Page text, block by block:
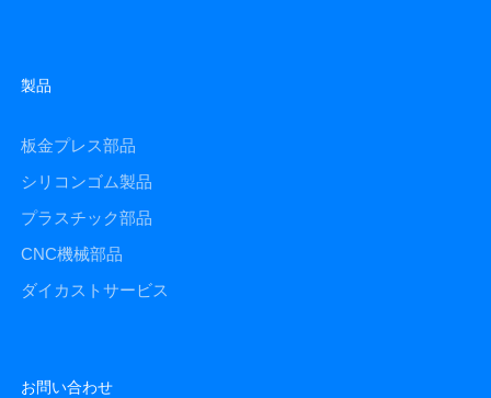
製品
板金プレス部品
シリコンゴム製品
プラスチック部品
CNC機械部品
ダイカストサービス
お問い合わせ